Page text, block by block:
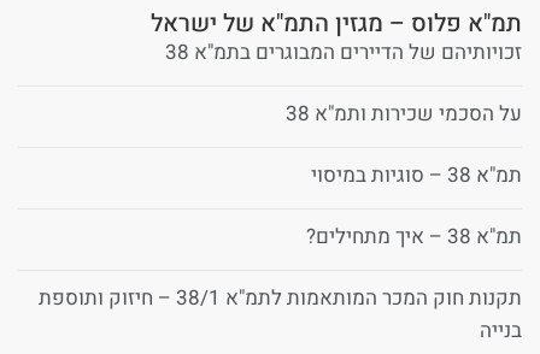
תמ"א פלוס – מגזין התמ"א של ישראל
זכויותיהם של הדיירים המבוגרים בתמ"א 38
על הסכמי שכירות ותמ"א 38
תמ"א 38 – סוגיות במיסוי
תמ"א 38 – איך מתחילים?
תקנות חוק המכר המותאמות לתמ"א 38/1 – חיזוק ותוספת
בנייה